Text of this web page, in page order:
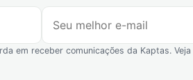
em receber comunicações da Kaptas. Veja